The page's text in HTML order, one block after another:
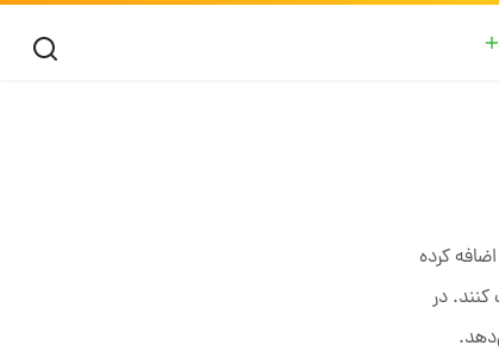
به مناسبت انتشار فصل دوم سریال اسکویید گیم، کال آو دیوتی طی یک همکاری با این سریال محبوب، محتوای بسیاری را به بلک آپس ۶ اضافه کرده
در